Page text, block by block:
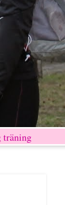
träning